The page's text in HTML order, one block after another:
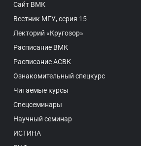
Сайт ВМК
Вестник МГУ, серия 15
Лекторий «Кругозор»
Расписание ВМК
Расписание АСВК
Ознакомительный спецкурс
Читаемые курсы
Спецсеминары
Научный семинар
ИСТИНА